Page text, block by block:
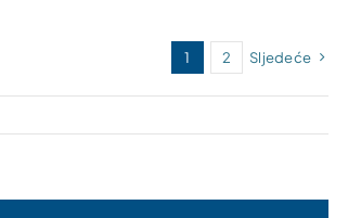
1 2 Sljedeće